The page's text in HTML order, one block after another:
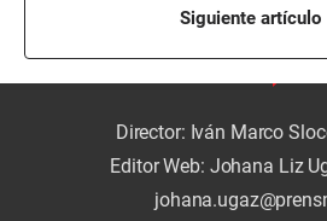
Siguiente artículo
Director: Iván Marco
Editor Web: Johana Liz